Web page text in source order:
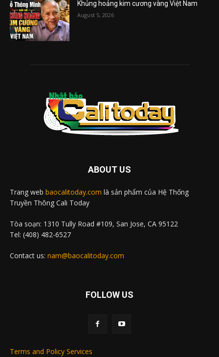
Khủng hoảng kim cương vàng Việt Nam
August 5, 2026
ABOUT US
Trang web baocalitoday.com là sản phẩm của Hệ Thống
Truyền Thông Cali Today
Tòa soạn: 1310 Tully Road #109, San Jose, CA 95122
Tel: (408) 482-6527
Contact us: nam@baocalitoday.com
FOLLOW US
Terms and Policy Services